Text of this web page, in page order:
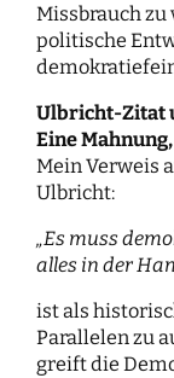
Missbrauch
politische
Ulbricht-Zitat
Eine
Mein Verweis
Ulbricht:
„Es muss
alles in der
ist als
Parallelen zu
greift die